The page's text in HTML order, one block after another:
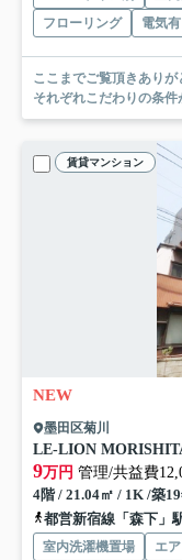
フローリング
電気有
ここまでご覧頂きありがとうございます
それぞれこだわりの条
賃貸マンション
NEW
墨田区菊川
LE-LION
9万円 管理/共益費
4階 / 21.04㎡ / 1K /築
都営新宿線「森下」
室内洗濯機置場 エ